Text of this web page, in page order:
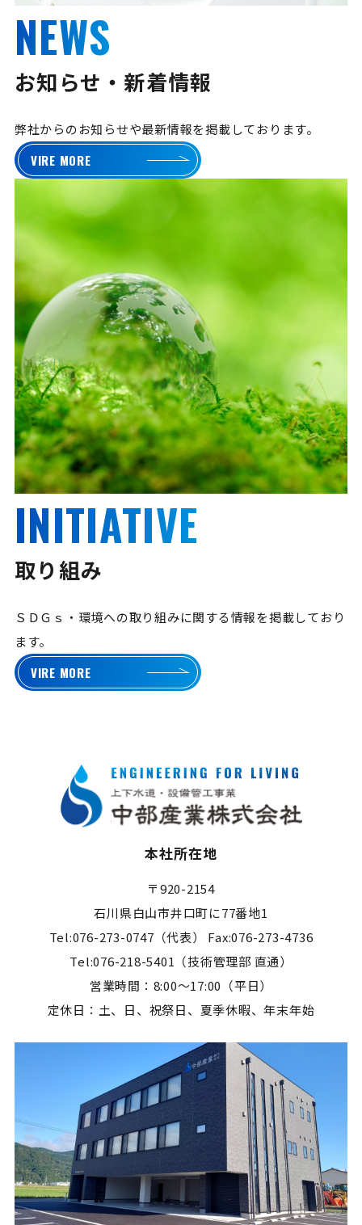
NEWS
お知らせ・新着情報
弊社からのお知らせや最新情報を掲載しております。
VIRE MORE
INITIATIVE
取り組み
ＳＤＧｓ・環境への取り組みに関する情報を掲載しており
ます。
VIRE MORE
本社所在地
〒920-2154
石川県白山市井口町に77番地1
Tel:076-273-0747（代表） Fax:076-273-4736
Tel:076-218-5401（技術管理部 直通）
営業時間：8:00～17:00（平日）
定休日：土、日、祝祭日、夏季休暇、年末年始